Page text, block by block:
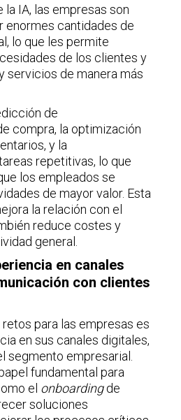
IA, las empresas son
enormes cantidades de
lo que les permite
de los clientes y
servicios de manera más
de
compra, la optimización
y la
repetitivas, lo que
los empleados se
de mayor valor. Esta
la relación con el
reduce costes y
general.
en canales
con clientes
para las empresas es
en sus canales digitales,
segmento empresarial.
fundamental para
el onboardingde
soluciones